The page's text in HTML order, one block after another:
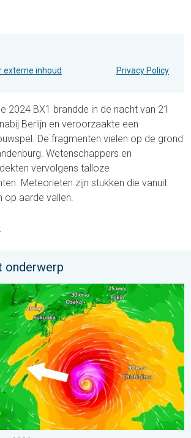
externe inhoud Privacy Policy
2024 BX1 brandde in de nacht van 21
Berlijn en veroorzaakte een
De fragmenten vielen op de grond
Wetenschappers en
vervolgens talloze
Meteorieten zijn stukken die vanuit
op aarde vallen.
onderwerp
weg naar Japan. Veel regen en wind. . .